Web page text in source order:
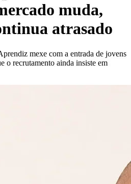
muda,
atrasado
mexe com a entrada de jovens
o recrutamento ainda insiste em